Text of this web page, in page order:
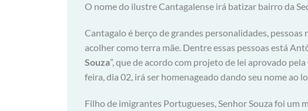
O nome do ilustre Cantagalense irá batizar bairro da
Cantagalo é berço de grandes personalidades,
acolher como terra mãe. Dentre essas pessoas está
Souza”, que de acordo com projeto de lei aprovado
feira, dia 02, irá ser homenageado dando seu nome ao
Filho de imigrantes Portugueses, Senhor Souza foi um